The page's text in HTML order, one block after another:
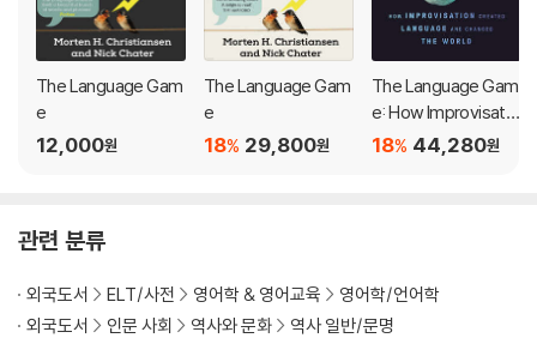
The Language Gam
e
12,000원
The Language Gam
e
29,800원
18%
The Language Gam
e: How Improvisatio
n Created Languag
44,280원
18%
관련 분류
외국도서 ELT/사전 영어학 & 영어교육
영어학/언어학
외국도서
인문 사회 역사와 문화 역사 일반/문명